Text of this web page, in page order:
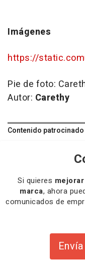
Imágenes
https://
Pie de foto:
Autor: Carethy
Contenido patrocinado
Si quieres
marca, ahora
comunicados de